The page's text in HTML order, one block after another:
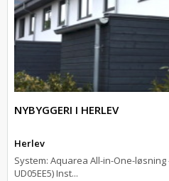
NYBYGGERI I HERLEV
Herlev
System: Aquarea All-in-One-
UD05EE5) Inst...